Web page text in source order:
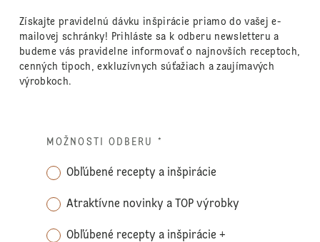
Získajte pravidelnú dávku inšpirácie priamo do vašej e-
mailovej schránky! Prihláste sa k odberu newsletteru a
budeme vás pravidelne informovať o najnovších receptoch,
cenných tipoch, exkluzívnych súťažiach a zaujímavých
výrobkoch.
MOŽNOSTI ODBERU *
Obľúbené recepty a inšpirácie
Atraktívne novinky a TOP výrobky
Obľúbené recepty a inšpirácie +